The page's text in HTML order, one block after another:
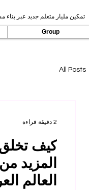
تمكين مليار متعلم جديد عبر بناء
Group
All Posts
كيف تخلق
المزيد
العالم
2 دقيقة قراءة